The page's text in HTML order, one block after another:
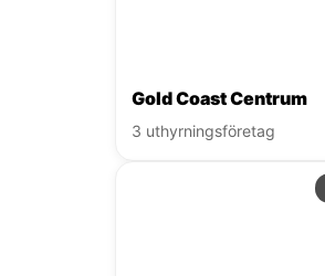
Gold Coast Centrum
3 uthyrningsföretag